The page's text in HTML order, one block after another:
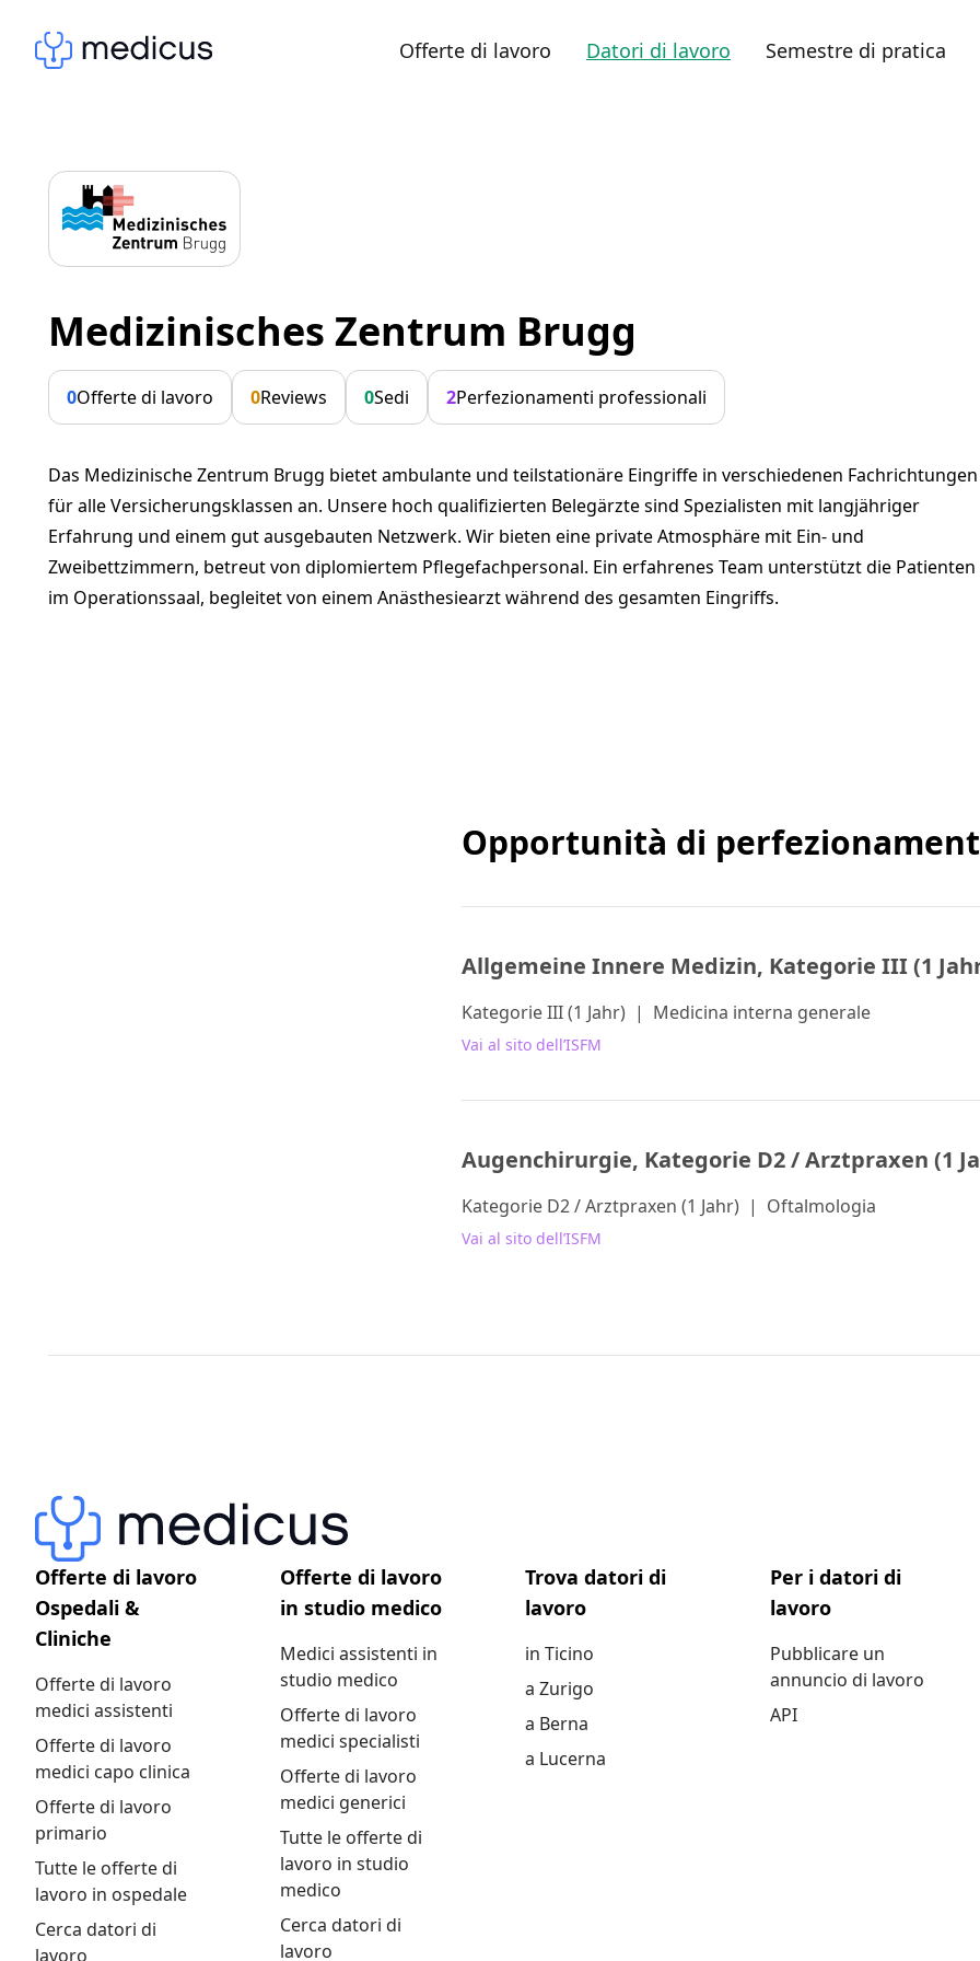
Offerte di lavoro Datori di lavoro Semestre di pratica
Medizinisches Zentrum Brugg
0Offerte di lavoro 0Reviews 0Sedi 2Perfezionamenti professionali
Das Medizinische Zentrum Brugg bietet ambulante und teilstationäre Eingriffe in verschiedenen Fachrichtungen
für alle Versicherungsklassen an. Unsere hoch qualifizierten Belegärzte sind Spezialisten mit langjähriger
Erfahrung und einem gut ausgebauten Netzwerk. Wir bieten eine private Atmosphäre mit Ein- und
Zweibettzimmern, betreut von diplomiertem Pflegefachpersonal. Ein erfahrenes Team unterstützt die Patienten
im Operationssaal, begleitet von einem Anästhesiearzt während des gesamten Eingriffs.
Opportunità di
Allgemeine Innere Medizin, Kategorie III (1
Kategorie III (1 Jahr) | Medicina interna generale
Vai al sito dell’ISFM
Augenchirurgie, Kategorie D2 / Arztpraxen (1
Kategorie D2 / Arztpraxen (1 Jahr) | Oftalmologia
Vai al sito dell’ISFM
Offerte di lavoro
Ospedali &
Cliniche
Offerte di lavoro
medici assistenti
Offerte di lavoro
medici capo clinica
Offerte di lavoro
primario
Tutte le offerte di
lavoro in ospedale
Cerca datori di
lavoro
Offerte di lavoro
in studio medico
Medici assistenti in
studio medico
Offerte di lavoro
medici specialisti
Offerte di lavoro
medici generici
Tutte le offerte di
lavoro in studio
medico
Cerca datori di
lavoro
Trova datori di
lavoro
in Ticino
a Zurigo
a Berna
a Lucerna
Per i datori di
lavoro
Pubblicare un
annuncio di lavoro
API